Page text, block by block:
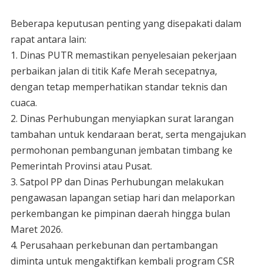
Beberapa keputusan penting yang disepakati dalam
rapat antara lain:
1. Dinas PUTR memastikan penyelesaian pekerjaan
perbaikan jalan di titik Kafe Merah secepatnya,
dengan tetap memperhatikan standar teknis dan
cuaca.
2. Dinas Perhubungan menyiapkan surat larangan
tambahan untuk kendaraan berat, serta mengajukan
permohonan pembangunan jembatan timbang ke
Pemerintah Provinsi atau Pusat.
3. Satpol PP dan Dinas Perhubungan melakukan
pengawasan lapangan setiap hari dan melaporkan
perkembangan ke pimpinan daerah hingga bulan
Maret 2026.
4. Perusahaan perkebunan dan pertambangan
diminta untuk mengaktifkan kembali program CSR